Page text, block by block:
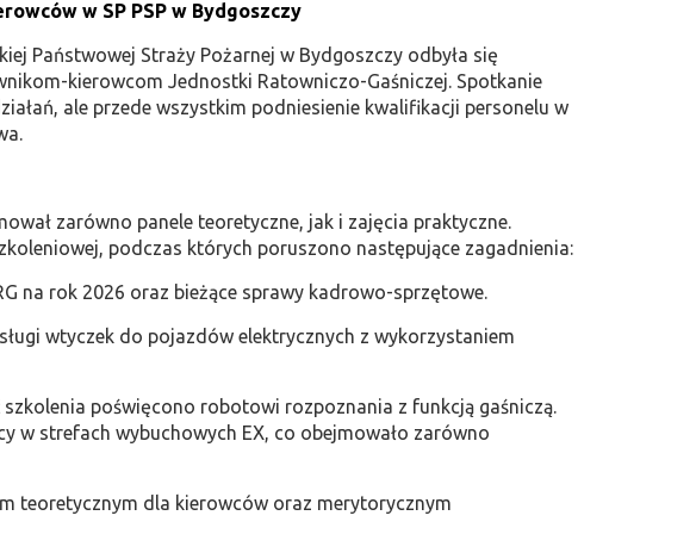
w SP PSP w Bydgoszczy
Państwowej Straży Pożarnej w Bydgoszczy odbyła się
kierowcom Jednostki Ratowniczo-Gaśniczej. Spotkanie
ale przede wszystkim podniesienie kwalifikacji personelu w
zarówno panele teoretyczne, jak i zajęcia praktyczne.
podczas których poruszono następujące zagadnienia:
na rok 2026 oraz bieżące sprawy kadrowo-sprzętowe.
wtyczek do pojazdów elektrycznych z wykorzystaniem
szkolenia poświęcono robotowi rozpoznania z funkcją gaśniczą.
w strefach wybuchowych EX, co obejmowało zarówno
teoretycznym dla kierowców oraz merytorycznym